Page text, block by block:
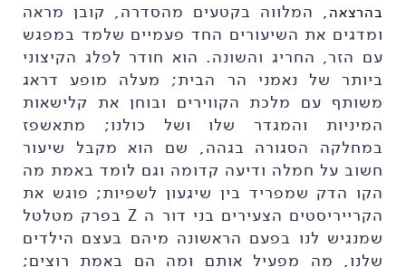
בהרצאה, המלווה בקטעים מהסדרה, קובן מראה
ומדגים את השיעורים החד פעמיים שלמד במפגש
עם הזר, החריג והשונה. הוא חודר לפלג הקיצוני
ביותר של נאמני הר הבית; מעלה מופע דראג
משותף עם מלכת הקווירים ובוחן את קלישאות
המיניות והמגדר שלו ושל כולנו; מתאשפז
במחלקה הסגורה בגהה, שם הוא מקבל שיעור
חשוב על חמלה ודיעה קדומה וגם לומד באמת מה
הקו הדק שמפריד בין שיגעון לשפיות; פוגש את
הקרייריסטים הצעירים בני דור ה Z בפרק מטלטל
שמנגיש לנו בפעם הראשונה מיהם בעצם הילדים
שלנו, מה מפעיל אותם ומה הם באמת רוצים;